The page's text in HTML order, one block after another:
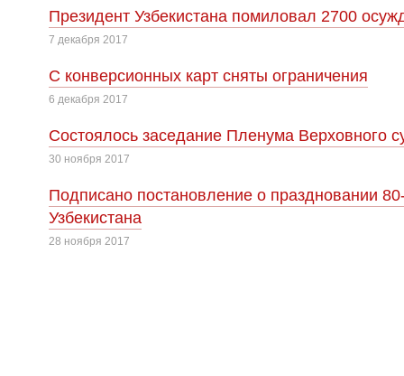
Президент Узбекистана помиловал 2700
7 декабря 2017
С конверсионных карт сняты ограничения
6 декабря 2017
Cостоялось заседание Пленума Верховного
30 ноября 2017
Подписано постановление о праздновании
Узбекистана
28 ноября 2017